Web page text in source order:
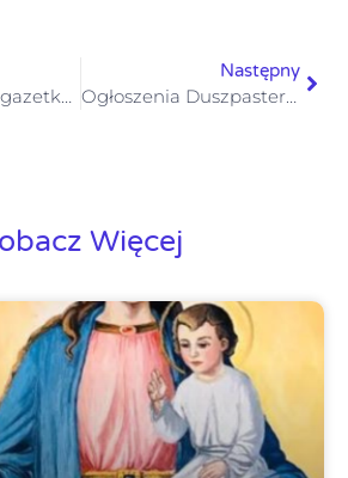
Głos Królowej – gazetka numer 8 – 22 lutego 2026
Następny
Ogłoszenia Duszpasterskie II Niedziela Wielkiego Postu 1 marca 2026
Więcej